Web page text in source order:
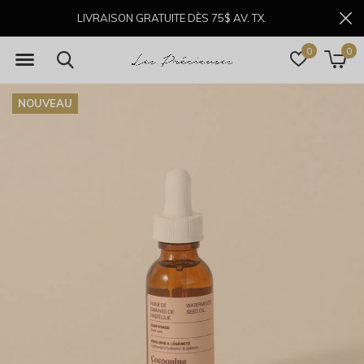
0 0
LIVRAISON GRATUITE DÈS 75$ AV. TX.
NOUVEAU